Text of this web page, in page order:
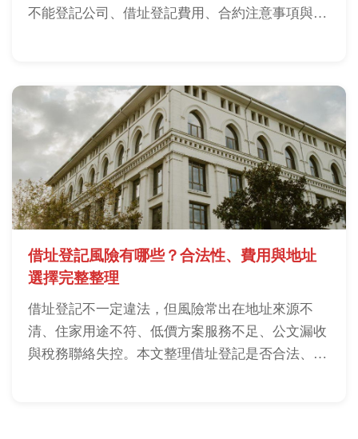
不能登記公司、借址登記費用、合約注意事項與小
借址登記風險有哪些？合法性、費用與地址
選擇完整整理
借址登記不一定違法，但風險常出在地址來源不
清、住家用途不符、低價方案服務不足、公文漏收
與稅務聯絡失控。本文整理借址登記是否合法、費